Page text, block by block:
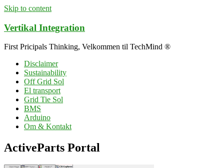
Skip to content
Vertikal Integration
First Pricipals Thinking, Velkommen til TechMind ®
Disclaimer
Sustainability
Off Grid Sol
El transport
Grid Tie Sol
BMS
Arduino
Om & Kontakt
ActiveParts Portal